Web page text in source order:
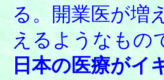
る。開業医が増
えるようなもの
日本の医療がイ